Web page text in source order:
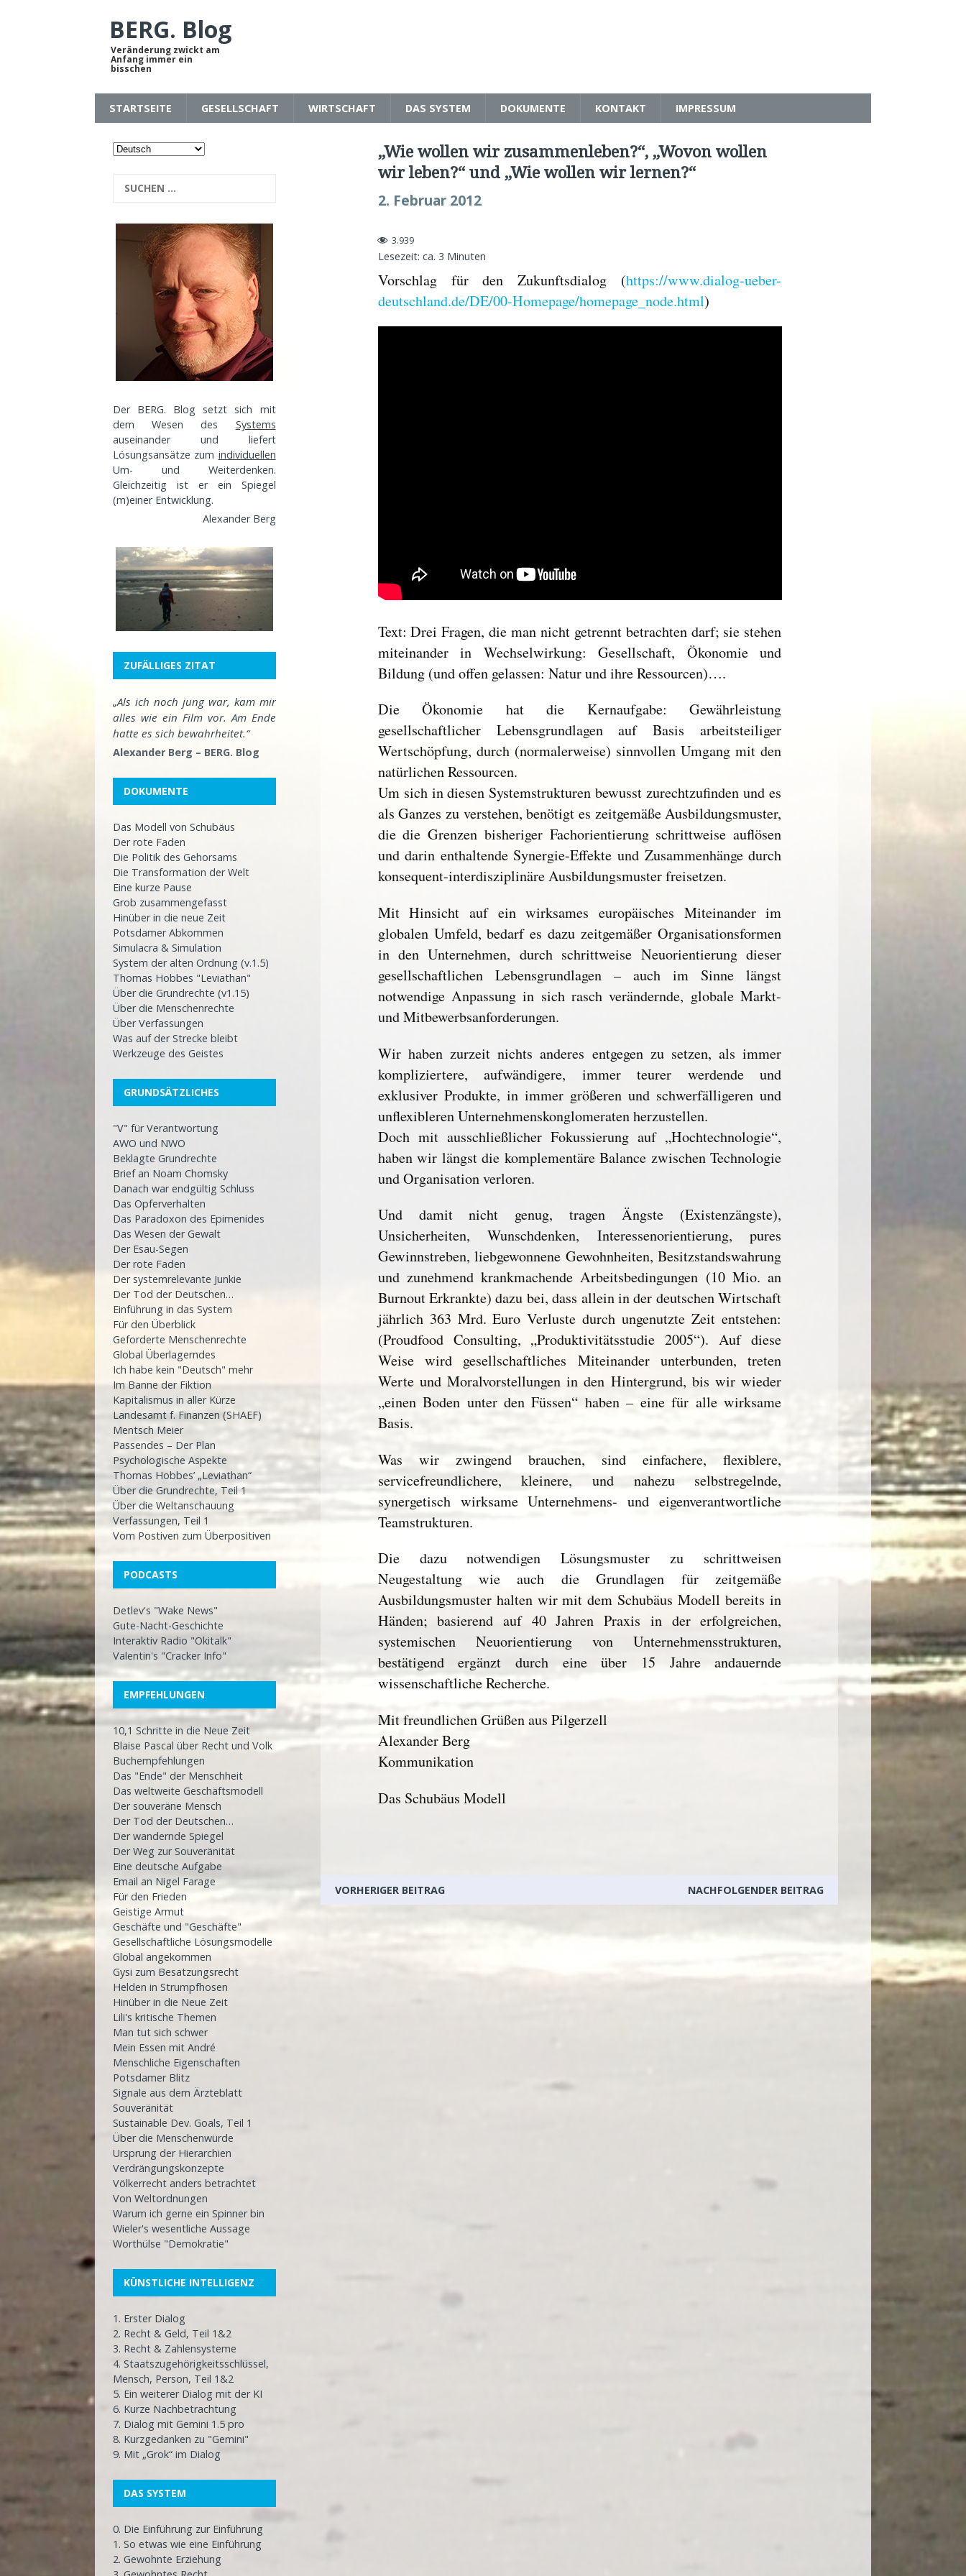
BERG. Blog
Veränderung zwickt am
Anfang immer ein
bisschen
STARTSEITE GESELLSCHAFT WIRTSCHAFT DAS SYSTEM DOKUMENTE KONTAKT IMPRESSUM
„Wie wollen wir zusammenleben?“, „Wovon wollen
wir leben?“ und „Wie wollen wir lernen?“
2. Februar 2012
3.939
Lesezeit: ca. 3 Minuten
Vorschlag für den Zukunftsdialog (https://www.dialog-ueber-
deutschland.de/DE/00-Homepage/homepage_node.html)
Text: Drei Fragen, die man nicht getrennt betrachten darf; sie stehen
miteinander in Wechselwirkung: Gesellschaft, Ökonomie und
Bildung (und offen gelassen: Natur und ihre Ressourcen)….
Die Ökonomie hat die Kernaufgabe: Gewährleistung
gesellschaftlicher Lebensgrundlagen auf Basis arbeitsteiliger
Wertschöpfung, durch (normalerweise) sinnvollen Umgang mit den
natürlichen Ressourcen.
Um sich in diesen Systemstrukturen bewusst zurechtzufinden und es
als Ganzes zu verstehen, benötigt es zeitgemäße Ausbildungsmuster,
die die Grenzen bisheriger Fachorientierung schrittweise auflösen
und darin enthaltende Synergie-Effekte und Zusammenhänge durch
konsequent-interdisziplinäre Ausbildungsmuster freisetzen.
Mit Hinsicht auf ein wirksames europäisches Miteinander im
globalen Umfeld, bedarf es dazu zeitgemäßer Organisationsformen
in den Unternehmen, durch schrittweise Neuorientierung dieser
gesellschaftlichen Lebensgrundlagen – auch im Sinne längst
notwendige Anpassung in sich rasch verändernde, globale Markt-
und Mitbewerbsanforderungen.
Wir haben zurzeit nichts anderes entgegen zu setzen, als immer
kompliziertere, aufwändigere, immer teurer werdende und
exklusiver Produkte, in immer größeren und schwerfälligeren und
unflexibleren Unternehmenskonglomeraten herzustellen.
Doch mit ausschließlicher Fokussierung auf „Hochtechnologie“,
haben wir längst die komplementäre Balance zwischen Technologie
und Organisation verloren.
Und damit nicht genug, tragen Ängste (Existenzängste),
Unsicherheiten, Wunschdenken, Interessenorientierung, pures
Gewinnstreben, liebgewonnene Gewohnheiten, Besitzstandswahrung
und zunehmend krankmachende Arbeitsbedingungen (10 Mio. an
Burnout Erkrankte) dazu bei, dass allein in der deutschen Wirtschaft
jährlich 363 Mrd. Euro Verluste durch ungenutzte Zeit entstehen:
(Proudfood Consulting, „Produktivitätsstudie 2005“). Auf diese
Weise wird gesellschaftliches Miteinander unterbunden, treten
Werte und Moralvorstellungen in den Hintergrund, bis wir wieder
„einen Boden unter den Füssen“ haben – eine für alle wirksame
Basis.
Was wir zwingend brauchen, sind einfachere, flexiblere,
servicefreundlichere, kleinere, und nahezu selbstregelnde,
synergetisch wirksame Unternehmens- und eigenverantwortliche
Teamstrukturen.
Die dazu notwendigen Lösungsmuster zu schrittweisen
Neugestaltung wie auch die Grundlagen für zeitgemäße
Ausbildungsmuster halten wir mit dem Schubäus Modell bereits in
Händen; basierend auf 40 Jahren Praxis in der erfolgreichen,
systemischen Neuorientierung von Unternehmensstrukturen,
bestätigend ergänzt durch eine über 15 Jahre andauernde
wissenschaftliche Recherche.
Mit freundlichen Grüßen aus Pilgerzell
Alexander Berg
Kommunikation
Das Schubäus Modell
VORHERIGER BEITRAG NACHFOLGENDER BEITRAG
Der BERG. Blog setzt sich mit
dem Wesen des Systems
auseinander und liefert
Lösungsansätze zum individuellen
Um- und Weiterdenken.
Gleichzeitig ist er ein Spiegel
(m)einer Entwicklung.
Alexander Berg
ZUFÄLLIGES ZITAT
„Als ich noch jung war, kam mir
alles wie ein Film vor. Am Ende
hatte es sich bewahrheitet.“
Alexander Berg – BERG. Blog
DOKUMENTE
Das Modell von Schubäus
Der rote Faden
Die Politik des Gehorsams
Die Transformation der Welt
Eine kurze Pause
Grob zusammengefasst
Hinüber in die neue Zeit
Potsdamer Abkommen
Simulacra & Simulation
System der alten Ordnung (v.1.5)
Thomas Hobbes "Leviathan"
Über die Grundrechte (v1.15)
Über die Menschenrechte
Über Verfassungen
Was auf der Strecke bleibt
Werkzeuge des Geistes
GRUNDSÄTZLICHES
"V" für Verantwortung
AWO und NWO
Beklagte Grundrechte
Brief an Noam Chomsky
Danach war endgültig Schluss
Das Opferverhalten
Das Paradoxon des Epimenides
Das Wesen der Gewalt
Der Esau-Segen
Der rote Faden
Der systemrelevante Junkie
Der Tod der Deutschen…
Einführung in das System
Für den Überblick
Geforderte Menschenrechte
Global Überlagerndes
Ich habe kein "Deutsch" mehr
Im Banne der Fiktion
Kapitalismus in aller Kürze
Landesamt f. Finanzen (SHAEF)
Mentsch Meier
Passendes – Der Plan
Psychologische Aspekte
Thomas Hobbes’ „Leviathan“
Über die Grundrechte, Teil 1
Über die Weltanschauung
Verfassungen, Teil 1
Vom Postiven zum Überpositiven
PODCASTS
Detlev's "Wake News"
Gute-Nacht-Geschichte
Interaktiv Radio "Okitalk"
Valentin's "Cracker Info"
EMPFEHLUNGEN
10,1 Schritte in die Neue Zeit
Blaise Pascal über Recht und Volk
Buchempfehlungen
Das "Ende" der Menschheit
Das weltweite Geschäftsmodell
Der souveräne Mensch
Der Tod der Deutschen…
Der wandernde Spiegel
Der Weg zur Souveränität
Eine deutsche Aufgabe
Email an Nigel Farage
Für den Frieden
Geistige Armut
Geschäfte und "Geschäfte"
Gesellschaftliche Lösungsmodelle
Global angekommen
Gysi zum Besatzungsrecht
Helden in Strumpfhosen
Hinüber in die Neue Zeit
Lili's kritische Themen
Man tut sich schwer
Mein Essen mit André
Menschliche Eigenschaften
Potsdamer Blitz
Signale aus dem Ärzteblatt
Souveränität
Sustainable Dev. Goals, Teil 1
Über die Menschenwürde
Ursprung der Hierarchien
Verdrängungskonzepte
Völkerrecht anders betrachtet
Von Weltordnungen
Warum ich gerne ein Spinner bin
Wieler's wesentliche Aussage
Worthülse "Demokratie"
KÜNSTLICHE INTELLIGENZ
1. Erster Dialog
2. Recht & Geld, Teil 1&2
3. Recht & Zahlensysteme
4. Staatszugehörigkeitsschlüssel,
Mensch, Person, Teil 1&2
5. Ein weiterer Dialog mit der KI
6. Kurze Nachbetrachtung
7. Dialog mit Gemini 1.5 pro
8. Kurzgedanken zu "Gemini"
9. Mit „Grok“ im Dialog
DAS SYSTEM
0. Die Einführung zur Einführung
1. So etwas wie eine Einführung
2. Gewohnte Erziehung